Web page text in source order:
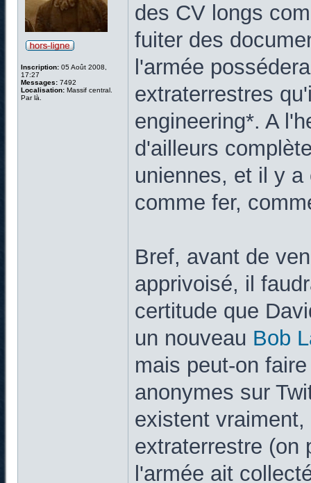
Inscription: 05 Août 2008,
17:27
Messages: 7492
Localisation: Massif central.
Par là.
des CV longs
fuiter des
l'armée
extraterrestres
engineering*. A
d'ailleurs
uniennes, et il y
comme fer,
Bref, avant de
apprivoisé, il
certitude que
un nouveau Bob
mais peut-on
anonymes sur
existent
extraterrestre (on
l'armée ait